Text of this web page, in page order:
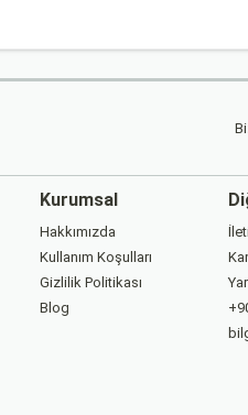
Kurumsal
Hakkımızda
Kullanım Koşulları
Gizlilik Politikası
Blog